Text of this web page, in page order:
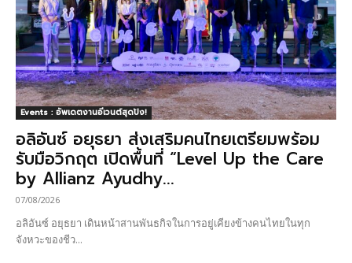
Events : อัพเดตงานอีเวนต์สุดปัง!
อลิอันซ์ อยุธยา ส่งเสริมคนไทยเตรียมพร้อม
รับมือวิกฤต เปิดพื้นที่ “Level Up the Care
by Allianz Ayudhy...
07/08/2026
อลิอันซ์ อยุธยา เดินหน้าสานพันธกิจในการอยู่เคียงข้างคนไทยในทุก
จังหวะของชีว...